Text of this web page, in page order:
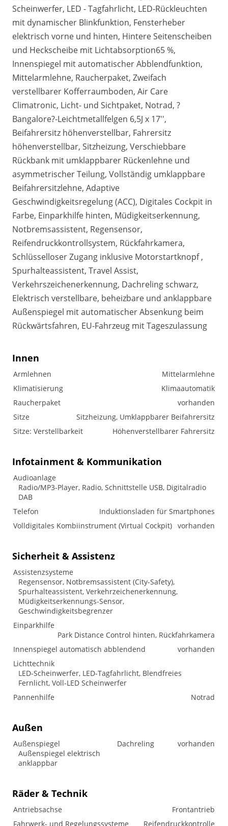
Scheinwerfer, LED - Tagfahrlicht, LED-Rückleuchten
mit dynamischer Blinkfunktion, Fensterheber
elektrisch vorne und hinten, Hintere Seitenscheiben
und Heckscheibe mit Lichtabsorption65 %,
Innenspiegel mit automatischer Abblendfunktion,
Mittelarmlehne, Raucherpaket, Zweifach
verstellbarer Kofferraumboden, Air Care
Climatronic, Licht- und Sichtpaket, Notrad, ?
Bangalore?-Leichtmetallfelgen 6,5J x 17'',
Beifahrersitz höhenverstellbar, Fahrersitz
höhenverstellbar, Sitzheizung, Verschiebbare
Rückbank mit umklappbarer Rückenlehne und
asymmetrischer Teilung, Vollständig umklappbare
Beifahrersitzlehne, Adaptive
Geschwindigkeitsregelung (ACC), Digitales Cockpit in
Farbe, Einparkhilfe hinten, Müdigkeitserkennung,
Notbremsassistent, Regensensor,
Reifendruckkontrollsystem, Rückfahrkamera,
Schlüsselloser Zugang inklusive Motorstartknopf ,
Spurhalteassistent, Travel Assist,
Verkehrszeichenerkennung, Dachreling schwarz,
Elektrisch verstellbare, beheizbare und anklappbare
Außenspiegel mit automatischer Absenkung beim
Rückwärtsfahren, EU-Fahrzeug mit Tageszulassung
Innen
Armlehnen
Mittelarmlehne
Klimatisierung
Klimaautomatik
Raucherpaket
vorhanden
Sitze
Sitzheizung, Umklappbarer Beifahrersitz
Sitze: Verstellbarkeit
Höhenverstellbarer Fahrersitz
Infotainment & Kommunikation
Audioanlage
Radio/MP3-Player, Radio, Schnittstelle USB, Digitalradio
DAB
Telefon
Induktionsladen für Smartphones
Volldigitales Kombiinstrument (Virtual Cockpit) vorhanden
Sicherheit & Assistenz
Assistenzsysteme
Regensensor, Notbremsassistent (City-Safety),
Spurhalteassistent, Verkehrzeichenerkennung,
Müdigkeitserkennungs-Sensor,
Geschwindigkeitsbegrenzer
Einparkhilfe
Park Distance Control hinten, Rückfahrkamera
Innenspiegel automatisch abblendend
vorhanden
Lichttechnik
LED-Scheinwerfer, LED-Tagfahrlicht, Blendfreies
Fernlicht, Voll-LED Scheinwerfer
Pannenhilfe
Notrad
Außen
Außenspiegel
Außenspiegel elektrisch
anklappbar
Dachreling vorhanden
Räder & Technik
Antriebsachse
Frontantrieb
Fahrwerk- und Regelungssysteme
Reifendruckkontrolle